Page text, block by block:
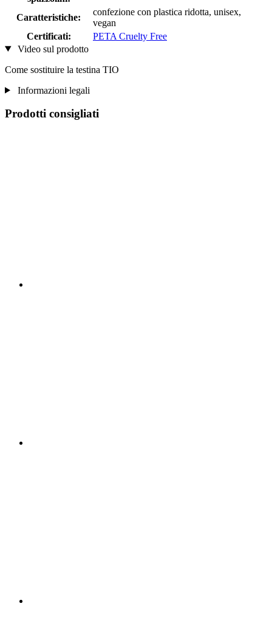
Caratteristiche:
confezione con plastica ridotta, unisex,
vegan
Certificati:
PETA Cruelty Free
Video sul prodotto
Come sostituire la testina TIO
Informazioni legali
Prodotti consigliati